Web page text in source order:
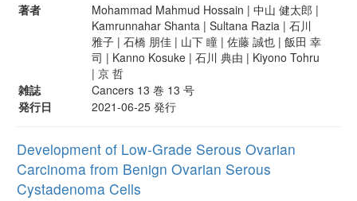
著者
Mohammad Mahmud Hossain | 中山 健太郎 |
Kamrunnahar Shanta | Sultana Razia | 石川
雅子 | 石橋 朋佳 | 山下 瞳 | 佐藤 誠也 | 飯田 幸
司 | Kanno Kosuke | 石川 典由 | Kiyono Tohru
| 京 哲
雑誌
Cancers 13 巻 13 号
発行日
2021-06-25 発行
Development of Low-Grade Serous Ovarian
Carcinoma from Benign Ovarian Serous
Cystadenoma Cells